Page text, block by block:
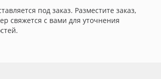
под заказ. Разместите заказ,
свяжется с вами для уточнения